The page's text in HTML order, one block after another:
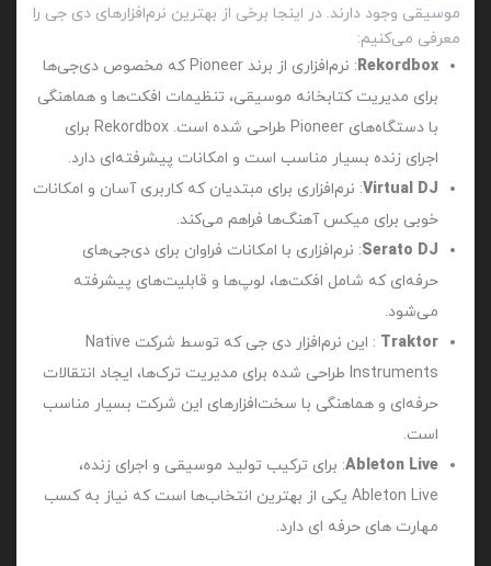
موسیقی وجود دارند. در اینجا برخی از بهترین نرم‌افزارهای دی‌ جی را
معرفی می‌کنیم:
Rekordbox
: نرم‌افزاری از برند Pioneer که مخصوص دی‌جی‌ها
برای مدیریت کتابخانه موسیقی، تنظیمات افکت‌ها و هماهنگی
با دستگاه‌های Pioneer طراحی شده است. Rekordbox برای
اجرای زنده بسیار مناسب است و امکانات پیشرفته‌ای دارد.
Virtual DJ: نرم‌افزاری برای مبتدیان که کاربری آسان و امکانات
خوبی برای میکس آهنگ‌ها فراهم می‌کند.
Serato DJ: نرم‌افزاری با امکانات فراوان برای دی‌جی‌های
حرفه‌ای که شامل افکت‌ها، لوپ‌ها و قابلیت‌های پیشرفته
می‌شود.
Traktor
: این نرم‌افزار دی‌ جی که توسط شرکت Native
Instruments طراحی شده برای مدیریت ترک‌ها، ایجاد انتقالات
حرفه‌ای و هماهنگی با سخت‌افزارهای این شرکت بسیار مناسب
است.
Ableton Live: برای ترکیب تولید موسیقی و اجرای زنده،
Ableton Live یکی از بهترین انتخاب‌ها است که نیاز به کسب
مهارت های حرفه ای دارد.